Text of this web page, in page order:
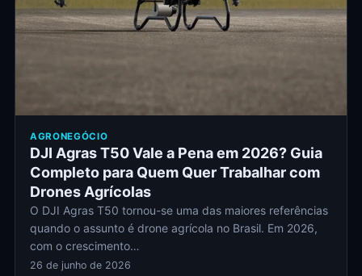
AGRONEGÓCIO
DJI Agras T50 Vale a Pena em 2026? Guia
Completo para Quem Quer Trabalhar com
Drones Agrícolas
O DJI Agras T50 tornou-se uma das maiores referências
quando o assunto é drone agrícola no Brasil. Em 2026,
com o crescimento…
26 de junho de 2026